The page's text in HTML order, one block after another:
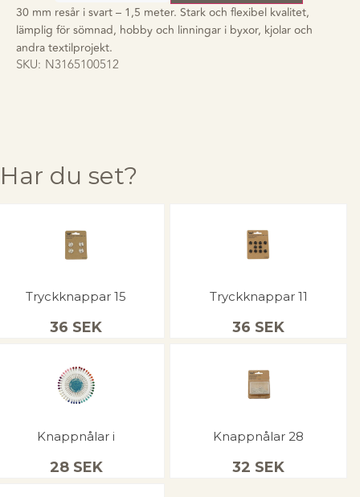
30 mm resår i svart – 1,5 meter. Stark och flexibel kvalitet,
lämplig för sömnad, hobby och linningar i byxor, kjolar och
andra textilprojekt.
SKU: N3165100512
Har du set?
Tryckknappar 15
36 SEK
Tryckknappar 11
36 SEK
Knappnålar i
28 SEK
Knappnålar 28
32 SEK